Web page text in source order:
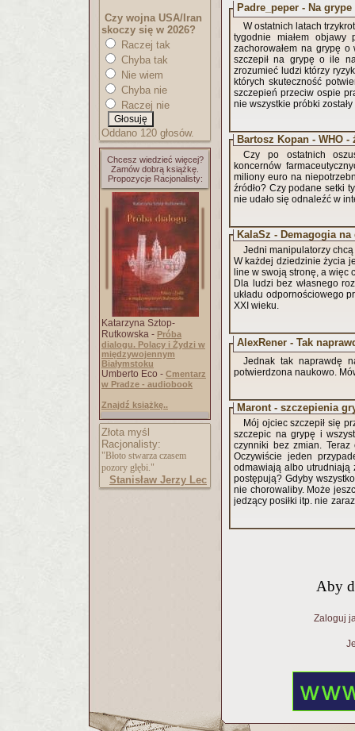
Czy wojna USA/Iran
skoczy się w 2026?
Raczej tak
Chyba tak
Nie wiem
Chyba nie
Raczej nie
Oddano 120 głosów.
Chcesz wiedzieć więcej?
Zamów dobrą książkę.
Propozycje Racjonalisty:
Katarzyna Sztop-
Rutkowska - Próba
dialogu. Polacy i Żydzi w
międzywojennym
Białymstoku
Umberto Eco - Cmentarz
w Pradze - audiobook
Znajdź książkę..
Złota myśl
Racjonalisty:
"Błoto stwarza czasem
pozory głębi."
Stanisław Jerzy Lec
Padre_peper - Na
W ostatnich latach
tygodnie miałem
zachorowałem na grypę
szczepił na grypę o ile
zrozumieć ludzi którzy
których skuteczność
szczepień przeciw ospie
nie wszystkie próbki
Bartosz Kopan - WHO -
Czy po ostatnich
koncernów
miliony euro na
źródło? Czy podane setki
nie udało się odnaleźć w
KalaSz - Demagogia
Jedni manipulatorzy
W każdej dziedzinie życia
line w swoją stronę, a więc
Dla ludzi bez własnego
układu odpornościowego
XXI wieku.
AlexRener - Tak
Jednak tak naprawdę
potwierdzona naukowo.
Maront - szczepienia
Mój ojciec szczepił się
szczepic na grypę i
czynniki bez zmian.
Oczywiście jeden
odmawiają albo utrudniają
postępują? Gdyby
nie chorowaliby. Może
jedzący posiłki itp. nie
Aby
Zaloguj